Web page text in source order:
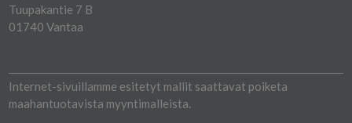
Tuupakantie 7 B
01740 Vantaa
Internet-sivuillamme esitetyt mallit saattavat poiketa
maahantuotavista myyntimalleista.